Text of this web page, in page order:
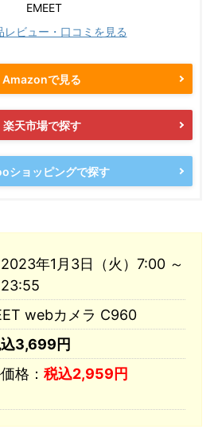
EMEET
レビュー・口コミを見る
Amazonで見る
楽天市場で探す
ショッピングで探す
年1月3日（火）7:00 ～
webカメラ C960
3,699円
格： 税込2,959円